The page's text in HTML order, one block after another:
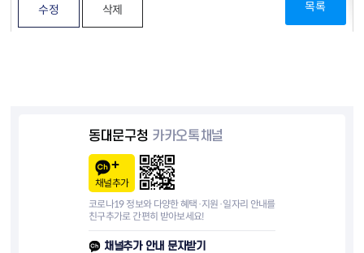
수정 삭제 목록
동대문구청 카카오톡채널
채널추가
코로나19 정보와 다양한 혜택·지원·일자리 안내를
친구추가로 간편히 받아보세요!
채널추가 안내 문자받기